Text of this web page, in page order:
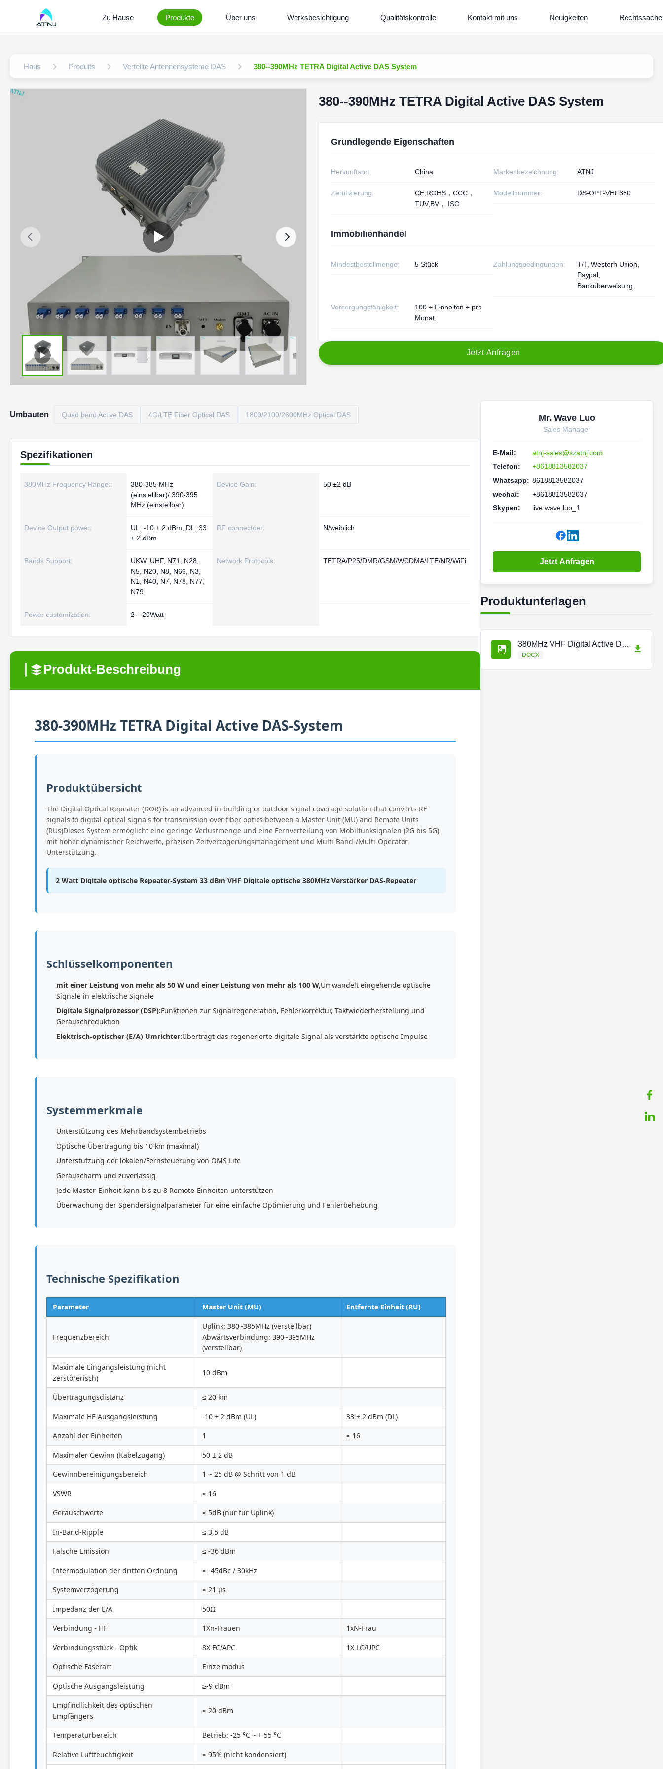
Zu Hause Produkte Über uns Werksbesichtigung Qualitätskontrolle Kontakt mit uns Neuigkeiten
Haus Produits Verteilte Antennensysteme DAS 380--390MHz TETRA Digital Active DAS System
380--390MHz TETRA Digital Active DAS System
Grundlegende Eigenschaften
Herkunftsort: China Markenbezeichnung: ATNJ
Zertifizierung:
CE,ROHS，CCC，
TUV,BV， ISO
Modellnummer: DS-OPT-VHF380
Immobilienhandel
Mindestbestellmenge: 5 Stück Zahlungsbedingungen:
T/T, Western Union,
Paypal,
Banküberweisung
Versorgungsfähigkeit:
100 + Einheiten + pro
Monat.
Jetzt Anfragen
Umbauten Quad band Active DAS 4G/LTE Fiber Optical DAS 1800/2100/2600MHz Optical DAS
Spezifikationen
380MHz Frequency Range::
380-385 MHz
(einstellbar)/ 390-395
MHz (einstellbar)
Device Gain: 50 ±2 dB
Device Output power:
UL: -10 ± 2 dBm, DL: 33
± 2 dBm
RF connectoer: N/weiblich
Bands Support:
UKW, UHF, N71, N28,
N5, N20, N8, N66, N3,
N1, N40, N7, N78, N77,
N79
Network Protocols: TETRA/P25/DMR/GSM/WCDMA/LTE/NR/WiFi
Power customization: 2---20Watt
Produkt-Beschreibung
380-390MHz TETRA Digital Active DAS-System
Produktübersicht
The Digital Optical Repeater (DOR) is an advanced in-building or outdoor signal coverage solution that converts RF
signals to digital optical signals for transmission over fiber optics between a Master Unit (MU) and Remote Units
(RUs)Dieses System ermöglicht eine geringe Verlustmenge und eine Fernverteilung von Mobilfunksignalen (2G bis 5G)
mit hoher dynamischer Reichweite, präzisen Zeitverzögerungsmanagement und Multi-Band-/Multi-Operator-
Unterstützung.
2 Watt Digitale optische Repeater-System 33 dBm VHF Digitale optische 380MHz Verstärker DAS-Repeater
Schlüsselkomponenten
mit einer Leistung von mehr als 50 W und einer Leistung von mehr als 100 W,Umwandelt eingehende optische
Signale in elektrische Signale
Digitale Signalprozessor (DSP):Funktionen zur Signalregeneration, Fehlerkorrektur, Taktwiederherstellung und
Geräuschreduktion
Elektrisch-optischer (E/A) Umrichter:Überträgt das regenerierte digitale Signal als verstärkte optische Impulse
Systemmerkmale
Unterstützung des Mehrbandsystembetriebs
Optische Übertragung bis 10 km (maximal)
Unterstützung der lokalen/Fernsteuerung von OMS Lite
Geräuscharm und zuverlässig
Jede Master-Einheit kann bis zu 8 Remote-Einheiten unterstützen
Überwachung der Spendersignalparameter für eine einfache Optimierung und Fehlerbehebung
Technische Spezifikation
Parameter Master Unit (MU) Entfernte Einheit (RU)
Frequenzbereich
Uplink: 380~385MHz (verstellbar)
Abwärtsverbindung: 390~395MHz
(verstellbar)
Maximale Eingangsleistung (nicht
zerstörerisch)
10 dBm
Übertragungsdistanz ≤ 20 km
Maximale HF-Ausgangsleistung -10 ± 2 dBm (UL) 33 ± 2 dBm (DL)
Anzahl der Einheiten 1 ≤ 16
Maximaler Gewinn (Kabelzugang) 50 ± 2 dB
Gewinnbereinigungsbereich 1 ~ 25 dB @ Schritt von 1 dB
VSWR ≤ 16
Geräuschwerte ≤ 5dB (nur für Uplink)
In-Band-Ripple ≤ 3,5 dB
Falsche Emission ≤ -36 dBm
Intermodulation der dritten Ordnung ≤ -45dBc / 30kHz
Systemverzögerung ≤ 21 μs
Impedanz der E/A 50Ω
Verbindung - HF 1Xn-Frauen 1xN-Frau
Verbindungsstück - Optik 8X FC/APC 1X LC/UPC
Optische Faserart Einzelmodus
Optische Ausgangsleistung ≥-9 dBm
Empfindlichkeit des optischen
Empfängers
≤ 20 dBm
Temperaturbereich Betrieb: -25 °C ~ + 55 °C
Relative Luftfeuchtigkeit ≤ 95% (nicht kondensiert)
Mr. Wave Luo
Sales Manager
E-Mail:
atnj-sales@szatnj.com
Telefon:
+8618813582037
Whatsapp: 8618813582037
wechat:
+8618813582037
Skypen:
live:wave.luo_1
Jetzt Anfragen
Produktunterlagen
380MHz VHF Digital Active DAS.docx
DOCX